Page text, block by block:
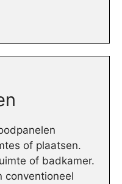
of plaatsen.
of badkamer.
conventioneel